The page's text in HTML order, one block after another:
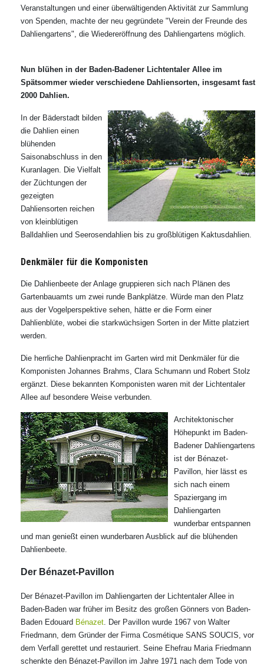
Veranstaltungen und einer überwältigenden Aktivität zur Sammlung
von Spenden, machte der neu gegründete "Verein der Freunde des
Dahliengartens", die Wiedereröffnung des Dahliengartens möglich.
Nun blühen in der Baden-Badener Lichtentaler Allee im
Spätsommer wieder verschiedene Dahliensorten, insgesamt fast
2000 Dahlien.
In der Bäderstadt bilden
die Dahlien einen
blühenden
Saisonabschluss in den
Kuranlagen. Die Vielfalt
der Züchtungen der
gezeigten
Dahliensorten reichen
von kleinblütigen
Balldahlien und Seerosendahlien bis zu großblütigen Kaktusdahlien.
Denkmäler für die Komponisten
Die Dahlienbeete der Anlage gruppieren sich nach Plänen des
Gartenbauamts um zwei runde Bankplätze. Würde man den Platz
aus der Vogelperspektive sehen, hätte er die Form einer
Dahlienblüte, wobei die starkwüchsigen Sorten in der Mitte platziert
werden.
Die herrliche Dahlienpracht im Garten wird mit Denkmäler für die
Komponisten Johannes Brahms, Clara Schumann und Robert Stolz
ergänzt. Diese bekannten Komponisten waren mit der Lichtentaler
Allee auf besondere Weise verbunden.
Architektonischer
Höhepunkt im Baden-
Badener Dahliengartens
ist der Bénazet-
Pavillon, hier lässt es
sich nach einem
Spaziergang im
Dahliengarten
wunderbar entspannen
und man genießt einen wunderbaren Ausblick auf die blühenden
Dahlienbeete.
Der Bénazet-Pavillon
Der Bénazet-Pavillon im Dahliengarten der Lichtentaler Allee in
Baden-Baden war früher im Besitz des großen Gönners von Baden-
Baden Edouard Bénazet. Der Pavillon wurde 1967 von Walter
Friedmann, dem Gründer der Firma Cosmétique SANS SOUCIS, vor
dem Verfall gerettet und restauriert. Seine Ehefrau Maria Friedmann
schenkte den Bénazet-Pavillon im Jahre 1971 nach dem Tode von